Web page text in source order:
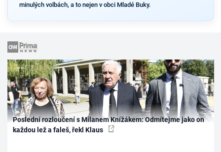
minulých volbách, a to nejen v obci Mladé Buky.
Poslední rozloučení s Milanem Knížákem: Odmítejme jako on
každou lež a faleš, řekl Klaus